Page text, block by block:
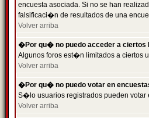
encuesta asociada. Si no se han
falsificaci�n de resultados de una
Volver arriba
�Por qu� no puedo acceder a ciertos
Algunos foros est�n limitados a ciertos
Volver arriba
�Por qu� no puedo votar en
S�lo usuarios registrados pueden votar
Volver arriba